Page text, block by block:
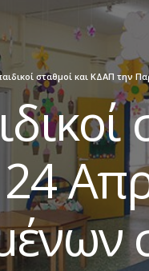
σταθμοί και ΚΔΑΠ την